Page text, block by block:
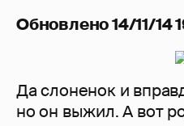
Обновлено 14/11/14
Да слоненок и
но он выжил. А вот